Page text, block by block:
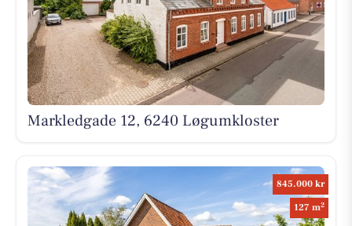
Markledgade 12, 6240 Løgumkloster
845.000 kr
127 m2